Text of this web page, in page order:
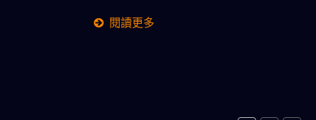
講師授課，提升內部所有主管級管理職
閱讀更多